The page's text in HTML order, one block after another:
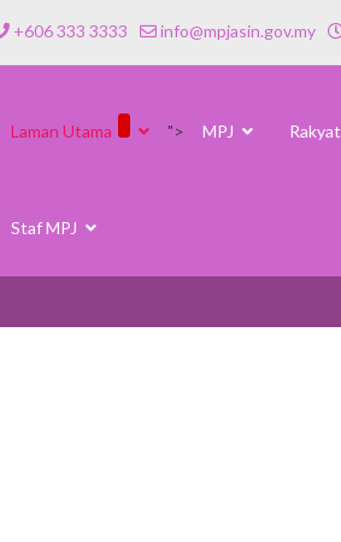
+606 333 3333 info@mpjasin.gov.my
Laman Utama "> MPJ Rakyat
Staf MPJ